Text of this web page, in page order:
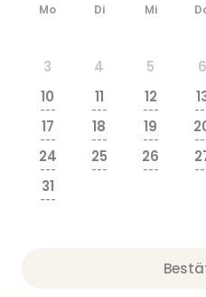
Mo Di Mi
3
4 5 6
10
---
11
---
12
---
17
---
18
---
19
---
24
---
25
---
26
---
31
---